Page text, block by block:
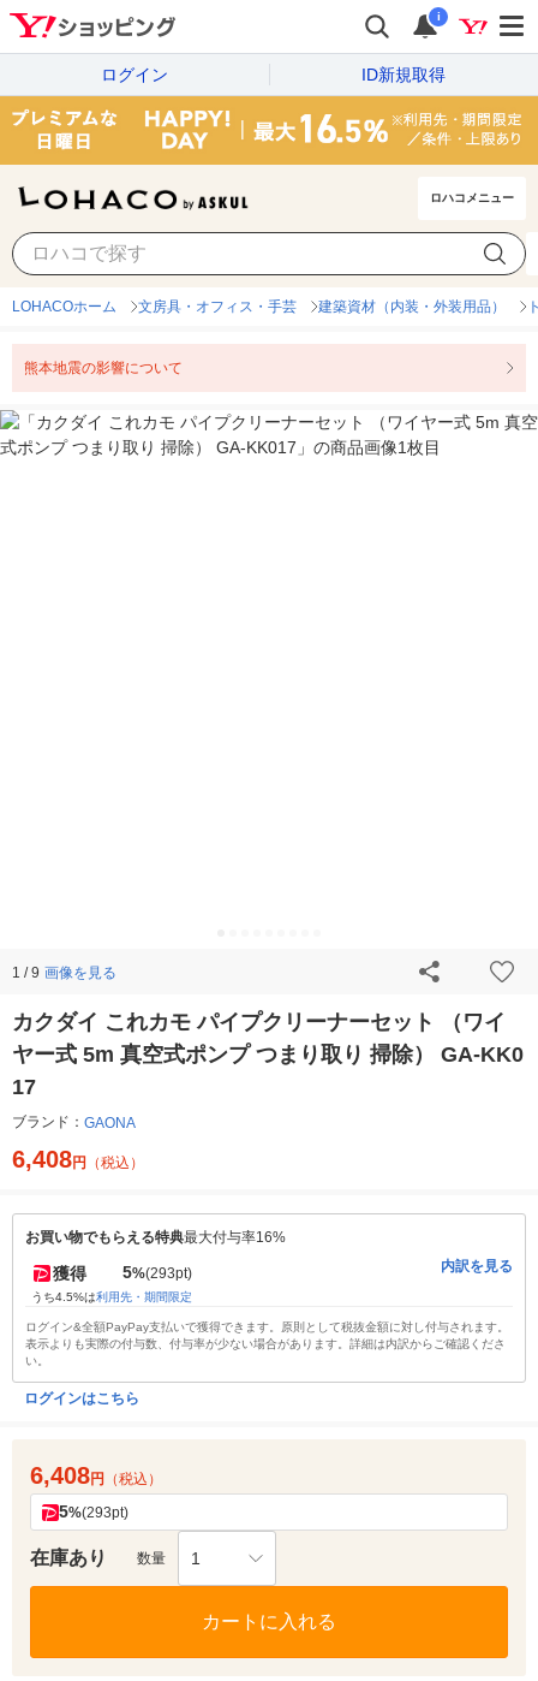
i
ログイン ID新規取得
ロハコメニュー
LOHACOホーム 文房具・オフィス・手芸 建築資材（内装・外装用品）
熊本地震の影響について
1 / 9 画像を見る
カクダイ これカモ パイプクリーナーセット （ワイ
ヤー式 5m 真空式ポンプ つまり取り 掃除） GA-KK0
17
ブランド： GAONA
6,408円 （税込）
お買い物でもらえる特典最大付与率16%
獲得 5%(293pt)
うち4.5%は利用先・期間限定
内訳を見る
ログイン&全額PayPay支払いで獲得できます。原則として税抜金額に対し付与されます。
表示よりも実際の付与数、付与率が少ない場合があります。詳細は内訳からご確認くださ
い。
ログインはこちら
6,408円 （税込）
5%(293pt)
在庫あり 数量 1
カートに入れる